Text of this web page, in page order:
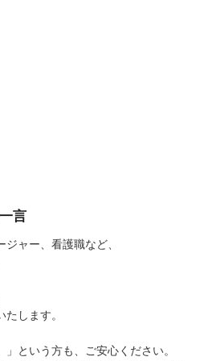
言
ャー、看護職など、
します。
」という方も、ご安心ください。